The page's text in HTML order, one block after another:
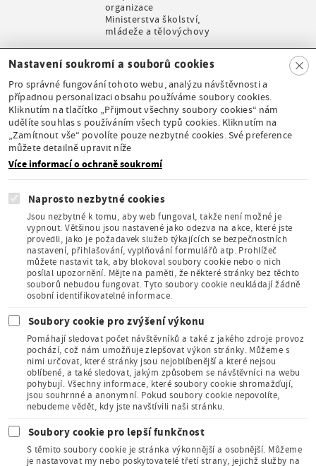
organizace
Ministerstva školství,
mládeže a tělovýchovy
Stálá expozice pod
záštitou České
komise pro UNESCO
Člen Asociace
muzeí a galerií
České
republiky
Člen Mezinárodního
sdružení pro dětskou
knihu
Clo
se
Nastavení soukromí a souborů cookies
Pro správné fungování tohoto webu, analýzu návštěvnosti a
případnou personalizaci obsahu používáme soubory cookies.
Kliknutím na tlačítko „Přijmout všechny soubory cookies“ nám
udělíte souhlas s používáním všech typů cookies. Kliknutím na
„Zamítnout vše“ povolíte pouze nezbytné cookies. Své preference
můžete detailně upravit níže
Více informací o ochraně soukromí
Naprosto nezbytné cookies
Jsou nezbytné k tomu, aby web fungoval, takže není možné je
vypnout. Většinou jsou nastavené jako odezva na akce, které jste
provedli, jako je požadavek služeb týkajících se bezpečnostních
nastavení, přihlašování, vyplňování formulářů atp. Prohlížeč
můžete nastavit tak, aby blokoval soubory cookie nebo o nich
posílal upozornění. Mějte na paměti, že některé stránky bez těchto
souborů nebudou fungovat. Tyto soubory cookie neukládají žádně
osobní identifikovatelné informace.
Soubory cookie pro zvýšení výkonu
Pomáhají sledovat počet návštěvníků a také z jakého zdroje provoz
pochází, což nám umožňuje zlepšovat výkon stránky. Můžeme s
nimi určovat, které stránky jsou nejoblíbenější a které nejsou
oblíbené, a také sledovat, jakým způsobem se návštěvníci na webu
pohybují. Všechny informace, které soubory cookie shromažďují,
jsou souhrnné a anonymní. Pokud soubory cookie nepovolíte,
nebudeme vědět, kdy jste navštívili naši stránku.
Soubory cookie pro lepší funkčnost
S těmito soubory cookie je stránka výkonnější a osobnější. Můžeme
je nastavovat my nebo poskytovatelé třetí strany, jejichž služby na